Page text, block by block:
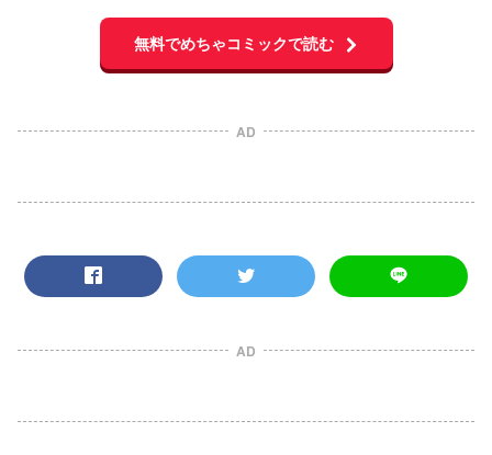
無料でめちゃコミックで読む
AD
AD